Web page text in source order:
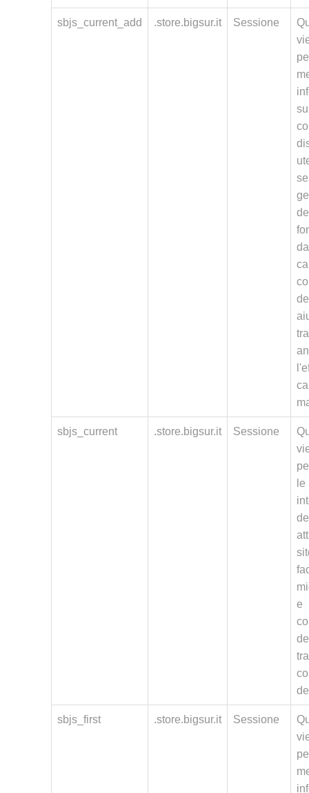
sbjs_current_add .store.bigsur.it Sessione
sbjs_current .store.bigsur.it Sessione
e
sbjs_first .store.bigsur.it Sessione